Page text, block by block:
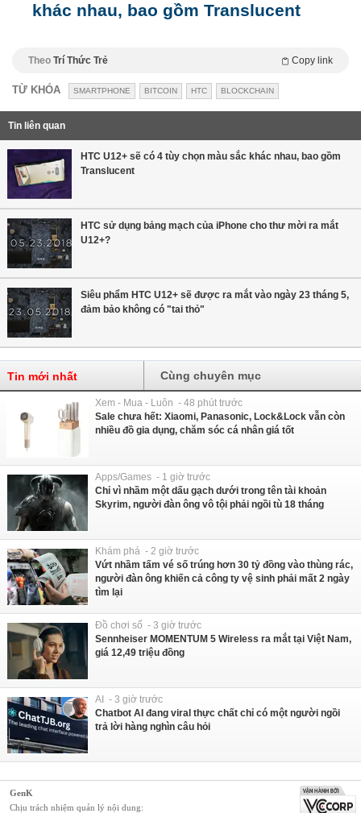
khác nhau, bao gồm Translucent
Theo Trí Thức Trẻ Copy link
TỪ KHÓA SMARTPHONE BITCOIN HTC BLOCKCHAIN
Tin liên quan
HTC U12+ sẽ có 4 tùy chọn màu sắc khác nhau, bao gồm
Translucent
HTC sử dụng bảng mạch của iPhone cho thư mời ra mắt
U12+?
Siêu phẩm HTC U12+ sẽ được ra mắt vào ngày 23 tháng 5,
đảm bảo không có "tai thỏ"
Tin mới nhất Cùng chuyên mục
Xem - Mua - Luôn - 48 phút trước
Sale chưa hết: Xiaomi, Panasonic, Lock&Lock vẫn còn
nhiều đồ gia dụng, chăm sóc cá nhân giá tốt
Apps/Games - 1 giờ trước
Chỉ vì nhầm một dấu gạch dưới trong tên tài khoản
Skyrim, người đàn ông vô tội phải ngồi tù 18 tháng
Khám phá - 2 giờ trước
Vứt nhầm tấm vé số trúng hơn 30 tỷ đồng vào thùng rác,
người đàn ông khiến cả công ty vệ sinh phải mất 2 ngày
tìm lại
Đồ chơi số - 3 giờ trước
Sennheiser MOMENTUM 5 Wireless ra mắt tại Việt Nam,
giá 12,49 triệu đồng
AI - 3 giờ trước
Chatbot AI đang viral thực chất chỉ có một người ngồi
trả lời hàng nghìn câu hỏi
GenK
Chịu trách nhiệm quản lý nội dung: